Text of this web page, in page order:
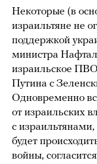
Некоторые (в
израильтяне не
поддержкой
министра
израильское ПВО
Путина с
Одновременно
от израильских
с
будет
войны,